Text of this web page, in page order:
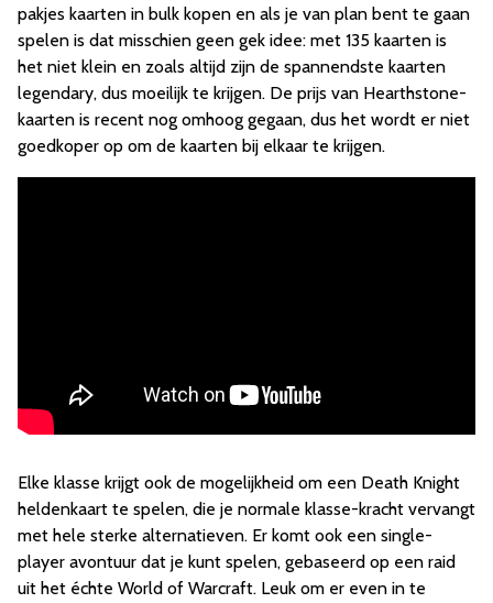
pakjes kaarten in bulk kopen en als je van plan bent te gaan
spelen is dat misschien geen gek idee: met 135 kaarten is
het niet klein en zoals altijd zijn de spannendste kaarten
legendary, dus moeilijk te krijgen. De prijs van Hearthstone-
kaarten is recent nog omhoog gegaan, dus het wordt er niet
goedkoper op om de kaarten bij elkaar te krijgen.
Elke klasse krijgt ook de mogelijkheid om een Death Knight
heldenkaart te spelen, die je normale klasse-kracht vervangt
met hele sterke alternatieven. Er komt ook een single-
player avontuur dat je kunt spelen, gebaseerd op een raid
uit het échte World of Warcraft. Leuk om er even in te